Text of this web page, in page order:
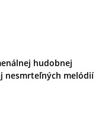
hudobnej
nesmrteľných melódií